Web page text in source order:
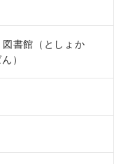
書館（としょか
）